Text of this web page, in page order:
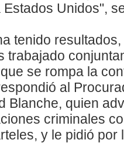
Unidos",
tenido
trabajado
se rompa la
al
Blanche, quien
criminales
y le pidió por